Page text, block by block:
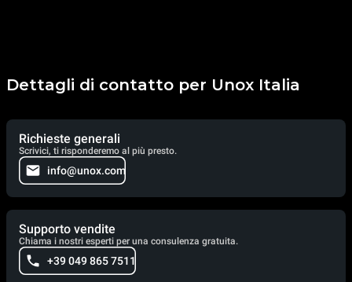
Dettagli di contatto per Unox Italia
Richieste generali
Scrivici, ti risponderemo al più presto.
info@unox.com
Supporto vendite
Chiama i nostri esperti per una consulenza gratuita.
+39 049 865 7511